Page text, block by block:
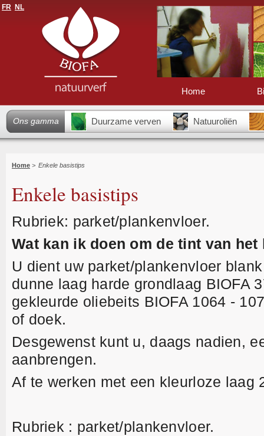
FR NL
Home
Ons gamma Duurzame verven Natuuroliën
Home > Enkele basistips
Enkele basistips
Rubriek: parket/plankenvloer.
Wat kan ik doen om de tint van
U dient uw parket/plankenvloer
dunne laag harde grondlaag BIOFA
gekleurde oliebeits BIOFA 1064 -
of doek.
Desgewenst kunt u, daags nadien,
aanbrengen.
Af te werken met een kleurloze
Rubriek : parket/plankenvloer.